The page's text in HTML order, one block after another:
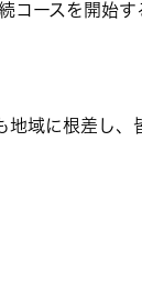
ースを開始
域に根差し